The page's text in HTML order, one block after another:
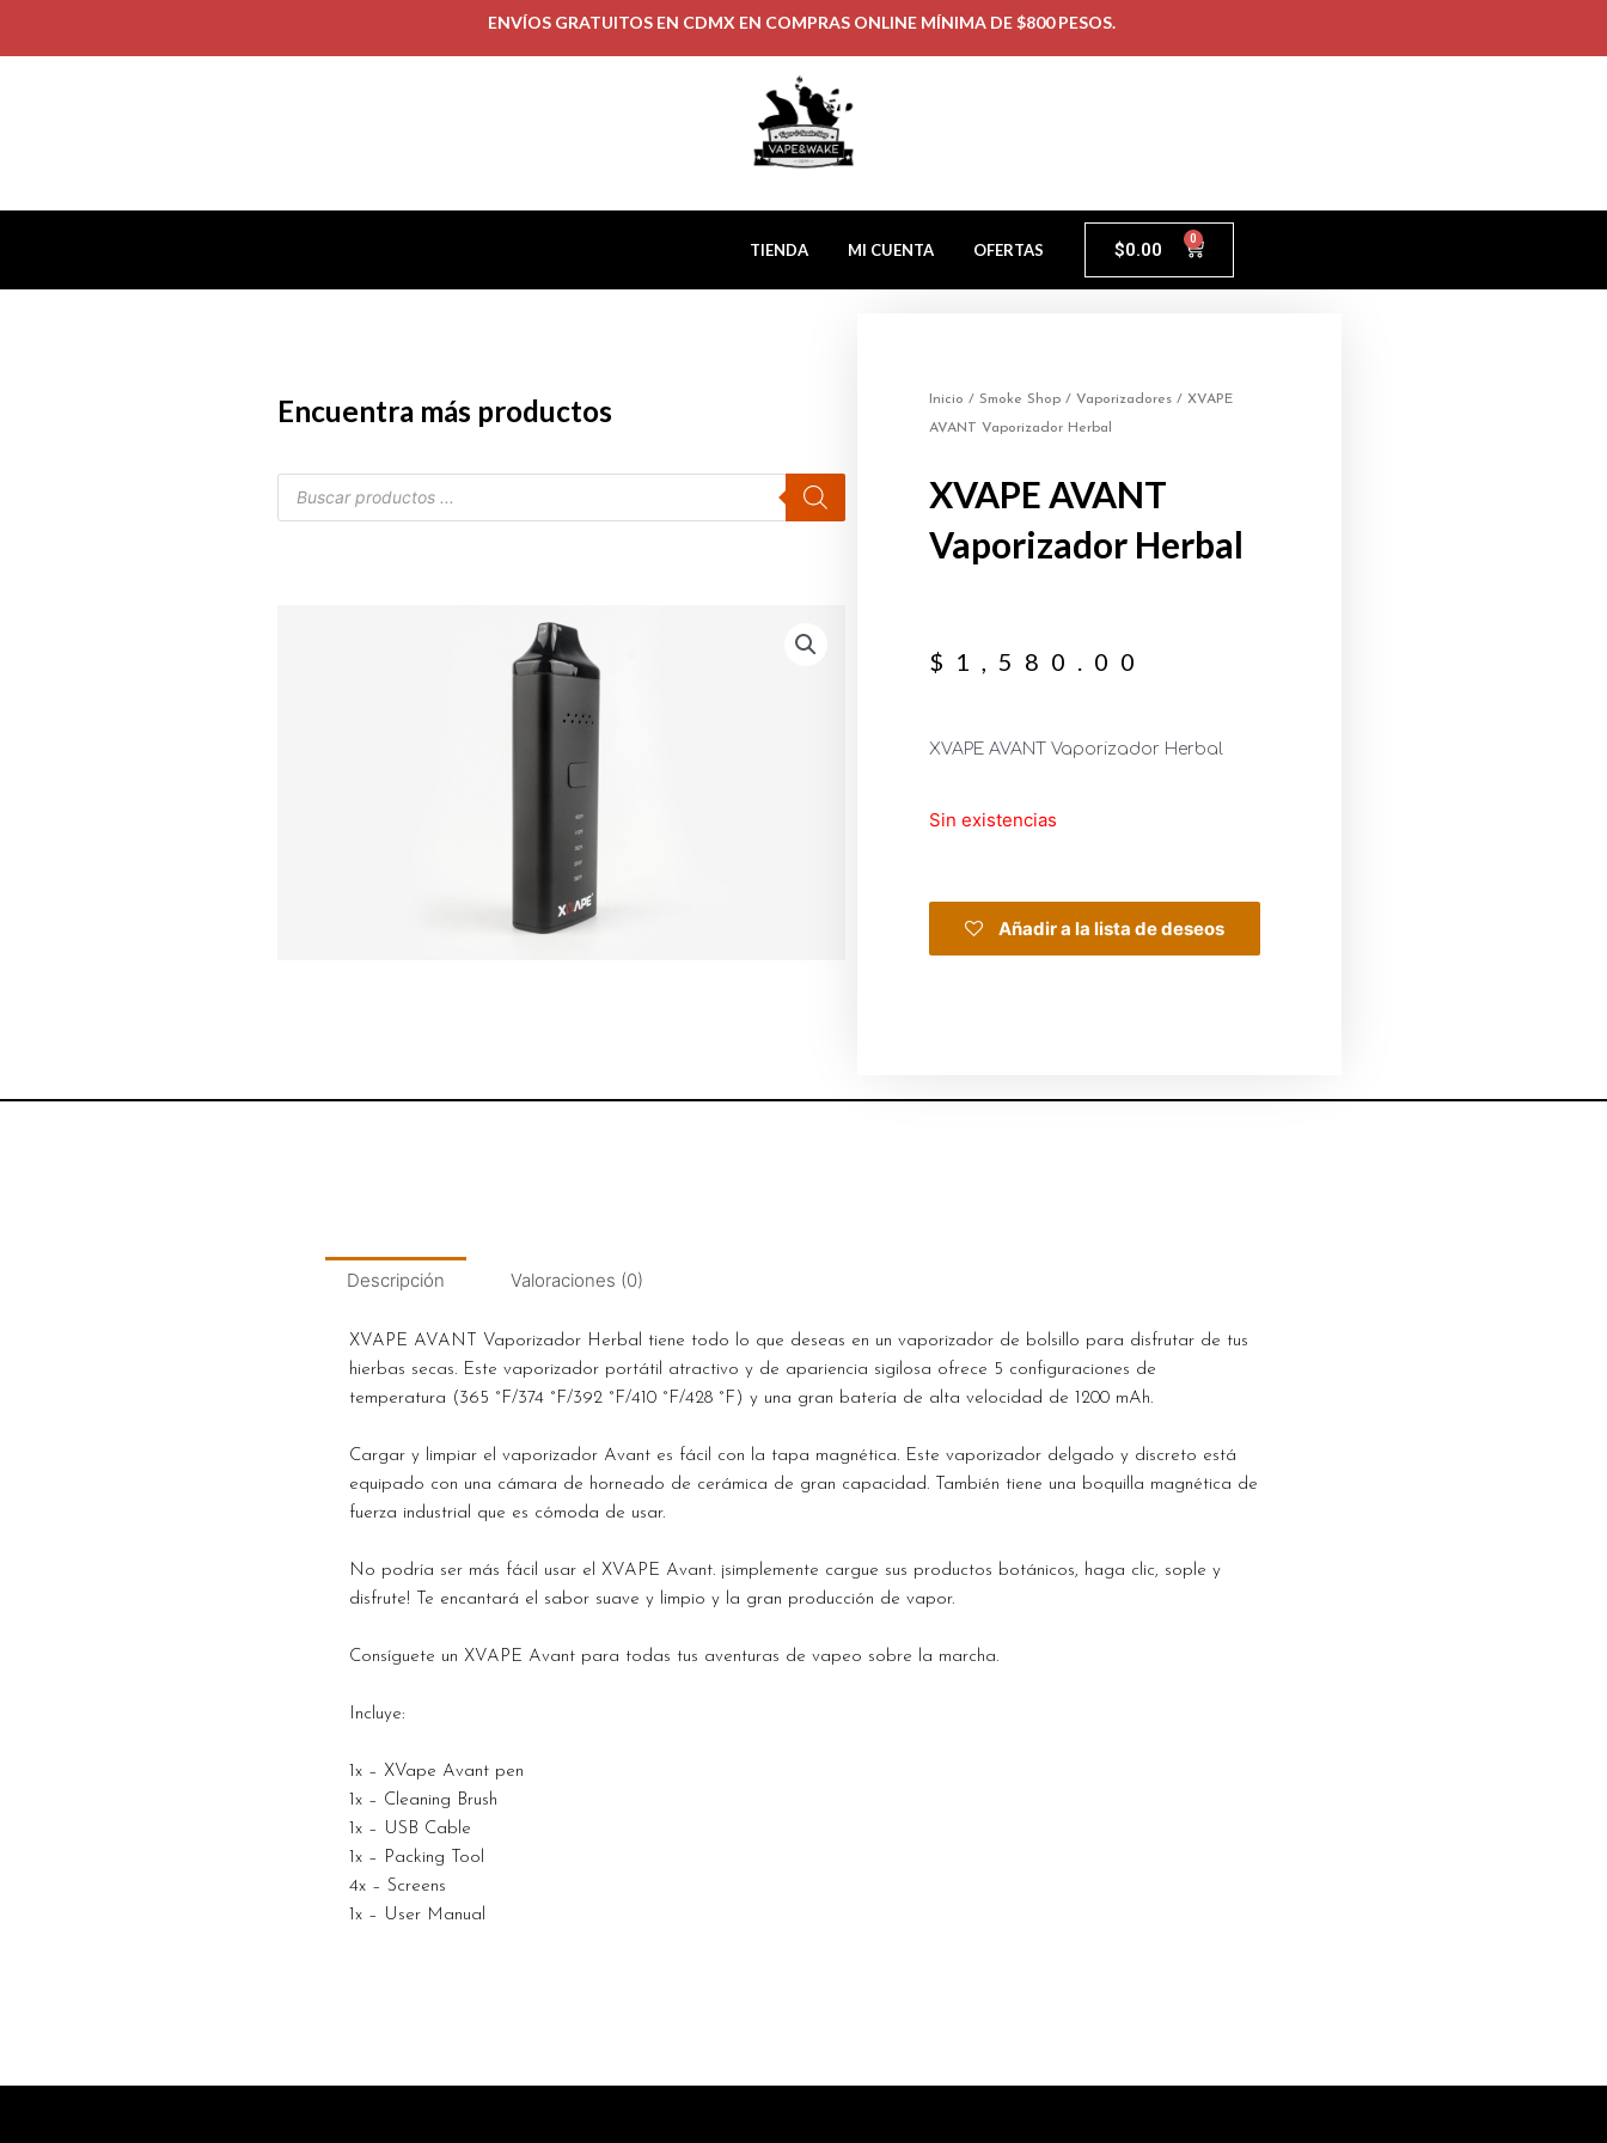
ENVÍOS GRATUITOS EN CDMX EN COMPRAS ONLINE MÍNIMA DE $800 PESOS.
TIENDA MI CUENTA OFERTAS $0.00 0
Encuentra más productos Inicio / Smoke Shop / Vaporizadores / XVAPE
AVANT Vaporizador Herbal
XVAPE AVANT
Vaporizador Herbal
$ 1,580.00
XVAPE AVANT Vaporizador Herbal
Sin existencias
Añadir a la lista de deseos
Descripción Valoraciones (0)
XVAPE AVANT Vaporizador Herbal tiene todo lo que deseas en un vaporizador de bolsillo para disfrutar de tus
hierbas secas. Este vaporizador portátil atractivo y de apariencia sigilosa ofrece 5 configuraciones de
temperatura (365 °F/374 °F/392 °F/410 °F/428 °F) y una gran batería de alta velocidad de 1200 mAh.
Cargar y limpiar el vaporizador Avant es fácil con la tapa magnética. Este vaporizador delgado y discreto está
equipado con una cámara de horneado de cerámica de gran capacidad. También tiene una boquilla magnética de
fuerza industrial que es cómoda de usar.
No podría ser más fácil usar el XVAPE Avant. ¡simplemente cargue sus productos botánicos, haga clic, sople y
disfrute! Te encantará el sabor suave y limpio y la gran producción de vapor.
Consíguete un XVAPE Avant para todas tus aventuras de vapeo sobre la marcha.
Incluye:
1x – XVape Avant pen
1x – Cleaning Brush
1x – USB Cable
1x – Packing Tool
4x – Screens
1x – User Manual